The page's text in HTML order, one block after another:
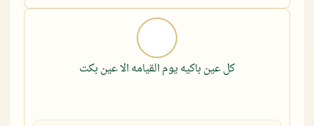
کل عین باکیه یوم القیامه الا عین بکت